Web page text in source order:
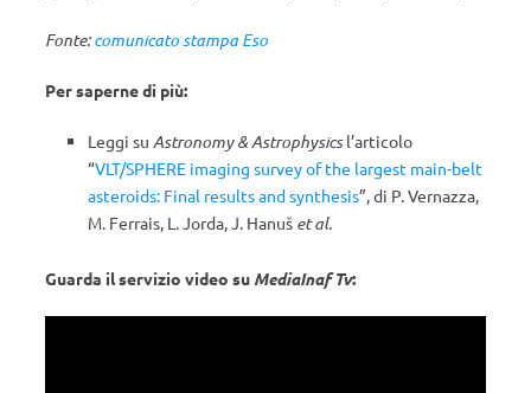
Fonte:comunicato stampa Eso
Per saperne di più:
Leggi su Astronomy & Astrophysicsl’articolo
“VLT/SPHERE imaging survey of the largest main-belt
asteroids: Final results and synthesis”, di P. Vernazza,
M. Ferrais, L. Jorda, J. Hanuš et al.
Guarda il servizio video su MediaInaf Tv: